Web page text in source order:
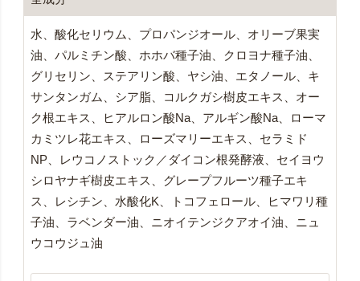
水、酸化セリウム、プロパンジオール、オリーブ果実
油、パルミチン酸、ホホバ種子油、クロヨナ種子油、
グリセリン、ステアリン酸、ヤシ油、エタノール、キ
サンタンガム、シア脂、コルクガシ樹皮エキス、オー
ク根エキス、ヒアルロン酸Na、アルギン酸Na、ローマ
カミツレ花エキス、ローズマリーエキス、セラミド
NP、レウコノストック／ダイコン根発酵液、セイヨウ
シロヤナギ樹皮エキス、グレープフルーツ種子エキ
ス、レシチン、水酸化K、トコフェロール、ヒマワリ種
子油​、ラベンダー油、ニオイテンジクアオイ油、ニュ
ウコウジュ油